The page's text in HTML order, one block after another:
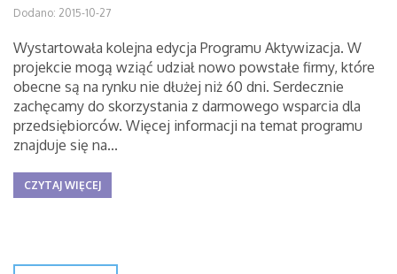
Dodano: 2015-10-27
Wystartowała kolejna edycja Programu Aktywizacja. W
projekcie mogą wziąć udział nowo powstałe firmy, które
obecne są na rynku nie dłużej niż 60 dni. Serdecznie
zachęcamy do skorzystania z darmowego wsparcia dla
przedsiębiorców. Więcej informacji na temat programu
znajduje się na...
CZYTAJ WIĘCEJ